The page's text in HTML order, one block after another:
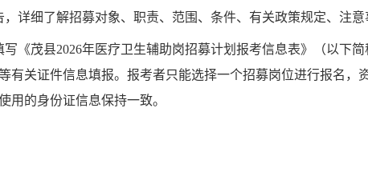
详细了解招募对象、职责、范围、条件、有关政策规定、注
写《茂县2026年医疗卫生辅助岗招募计划报考信息表》（以下简
有关证件信息填报。报考者只能选择一个招募岗位进行报名，
用的身份证信息保持一致。